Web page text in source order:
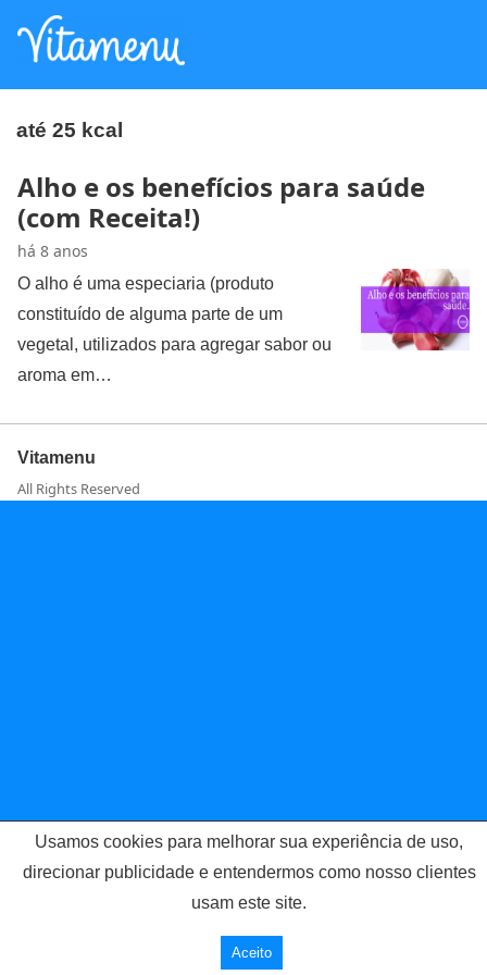
até 25 kcal
Alho e os benefícios para saúde
(com Receita!)
há 8 anos
O alho é uma especiaria (produto
constituído de alguma parte de um
vegetal, utilizados para agregar sabor ou
aroma em…
Vitamenu
All Rights Reserved
Usamos cookies para melhorar sua experiência de uso,
direcionar publicidade e entendermos como nosso clientes
usam este site.
Aceito